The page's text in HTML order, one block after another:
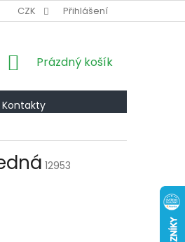
VRÁCENÍ PODMÍNKY OCHRANY
CZK Přihlášení
NÁKUPNÍ
Prázdný košík
Kontakty
12953